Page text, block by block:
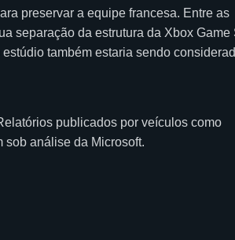
preservar a equipe francesa. Entre as
separação da estrutura da Xbox Game
também estaria sendo
publicados por veículos como
sob análise da Microsoft.